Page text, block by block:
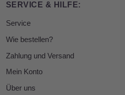
SERVICE & HILFE:
Service
Wie bestellen?
Zahlung und Versand
Mein Konto
Über uns